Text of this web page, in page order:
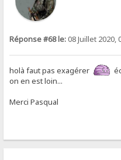
Réponse #68 le: 08 Juillet 2020,
holà faut pas exagérer
on en est loin...
Merci Pasqual